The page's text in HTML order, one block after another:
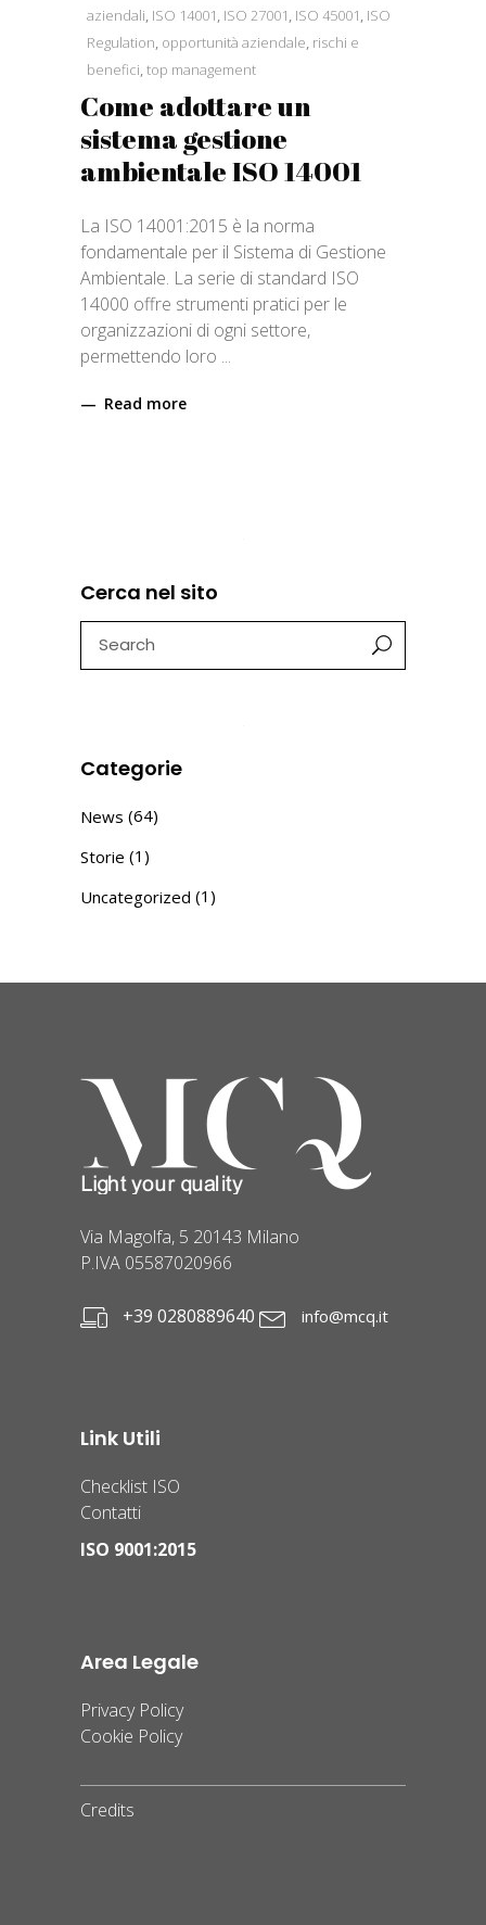
aziendali, ISO 14001, ISO 27001, ISO 45001, ISO
Regulation, opportunità aziendale, rischi e
benefici,top management
Come adottare un
sistema gestione
ambientale ISO 14001
La ISO 14001:2015 è la norma
fondamentale per il Sistema di Gestione
Ambientale. La serie di standard ISO
14000 offre strumenti pratici per le
organizzazioni di ogni settore,
permettendo loro
Read more
Cerca nel sito
Categorie
News (64)
Storie (1)
Uncategorized (1)
Via Magolfa, 5 20143 Milano
P.IVA 05587020966
+39 0280889640 info@mcq.it
Link Utili
Checklist ISO
Contatti
ISO 9001:2015
Area Legale
Privacy Policy
Cookie Policy
Credits